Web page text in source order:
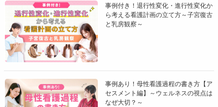
アセスメント例
運動機能の発達
1日の活動パターン
事例付き！退行性変化・進行性変化か
ら考える看護計画の立て方～子宮復古
と乳房観察～
事例あり！母性看護過程の書き方【ア
セスメント編】～ウェルネスの視点は
なぜ大切？～